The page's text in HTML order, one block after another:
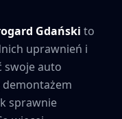
Gdański to
uprawnień i
swoje auto
sprawnie